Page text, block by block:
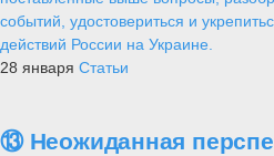
событий, удостовериться и
действий России на Украине.
28 января Статьи
⑬ Неожиданная